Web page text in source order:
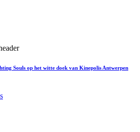
Souls op het witte doek van Kinepolis Antwerpen